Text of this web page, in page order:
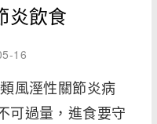
炎飲食
16
溼性關節炎病
可過量，進食要守